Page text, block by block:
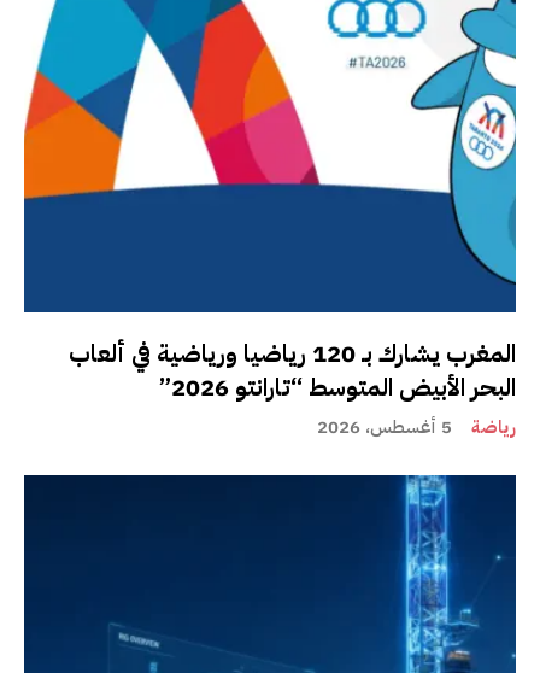
المغرب يشارك بـ 120 رياضيا ورياضية في ألعاب
البحر الأبيض المتوسط “تارانتو 2026”
رياضة 5 أغسطس، 2026